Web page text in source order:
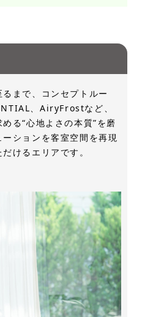
まで、コンセプトルー
、AiryFrostなど、
る“心地よさの本質”を磨
ションを客室空間を再現
けるエリアです。